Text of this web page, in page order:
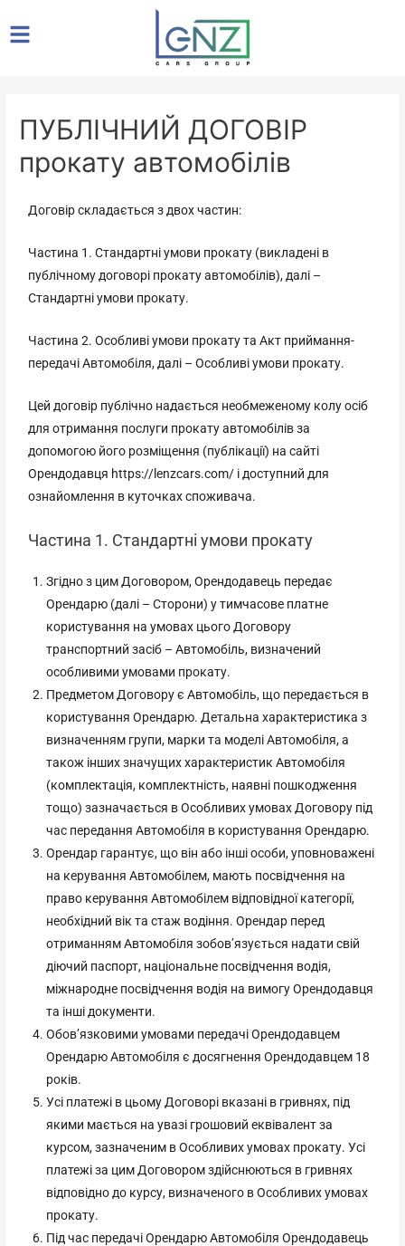
ПУБЛІЧНИЙ ДОГОВІР
прокату автомобілів
Договір складається з двох частин:
Частина 1. Стандартні умови прокату (викладені в
публічному договорі прокату автомобілів), далі –
Стандартні умови прокату.
Частина 2. Особливі умови прокату та Акт приймання-
передачі Автомобіля, далі – Особливі умови прокату.
Цей договір публічно надається необмеженому колу осіб
для отримання послуги прокату автомобілів за
допомогою його розміщення (публікації) на сайті
Орендодавця https://lenzcars.com/ і доступний для
ознайомлення в куточках споживача.
Частина 1. Стандартні умови прокату
Згідно з цим Договором, Орендодавець передає
Орендарю (далі – Сторони) у тимчасове платне
користування на умовах цього Договору
транспортний засіб – Автомобіль, визначений
особливими умовами прокату.
Предметом Договору є Автомобіль, що передається в
користування Орендарю. Детальна характеристика з
визначенням групи, марки та моделі Автомобіля, а
також інших значущих характеристик Автомобіля
(комплектація, комплектність, наявні пошкодження
тощо) зазначається в Особливих умовах Договору під
час передання Автомобіля в користування Орендарю.
Орендар гарантує, що він або інші особи, уповноважені
на керування Автомобілем, мають посвідчення на
право керування Автомобілем відповідної категорії,
необхідний вік та стаж водіння. Орендар перед
отриманням Автомобіля зобов’язується надати свій
діючий паспорт, національне посвідчення водія,
міжнародне посвідчення водія на вимогу Орендодавця
та інші документи.
Обов’язковими умовами передачі Орендодавцем
Орендарю Автомобіля є досягнення Орендодавцем 18
років.
Усі платежі в цьому Договорі вказані в гривнях, під
якими мається на увазі грошовий еквівалент за
курсом, зазначеним в Особливих умовах прокату. Усі
платежі за цим Договором здійснюються в гривнях
відповідно до курсу, визначеного в Особливих умовах
прокату.
Під час передачі Орендарю Автомобіля Орендодавець